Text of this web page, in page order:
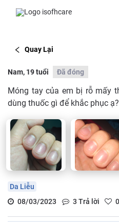
Quay Lại
Nam, 19 tuổi Đã đóng
Móng tay của em bị rỗ mấy
dùng thuốc gì để khắc phục ạ?
Da Liễu
08/03/2023
3 Trả lời 0